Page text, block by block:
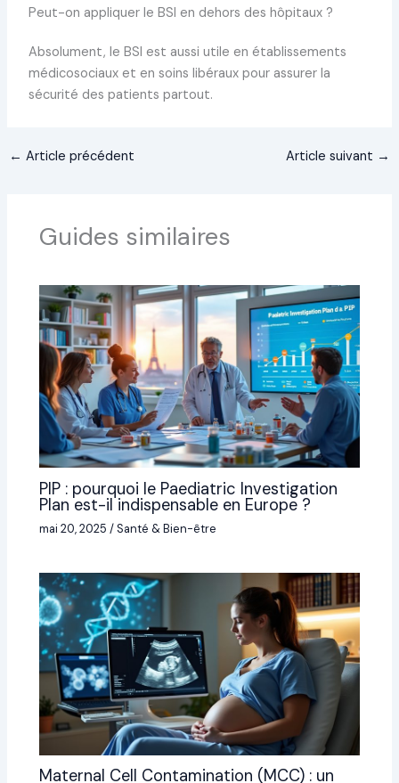
Peut-on appliquer le BSI en dehors des hôpitaux ?
Absolument, le BSI est aussi utile en établissements
médicosociaux et en soins libéraux pour assurer la
sécurité des patients partout.
← Article précédent Article suivant →
Guides similaires
PIP : pourquoi le Paediatric Investigation
Plan est-il indispensable en Europe ?
mai 20, 2025/Santé & Bien-être
Maternal Cell Contamination (MCC) : un